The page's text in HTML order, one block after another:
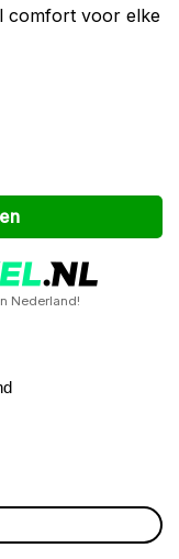
comfort voor elke
Nederland!